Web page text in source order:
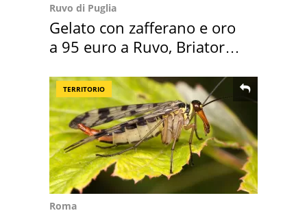
Ruvo di Puglia
Gelato con zafferano e oro
a 95 euro a Ruvo, Briatore
TERRITORIO
Roma